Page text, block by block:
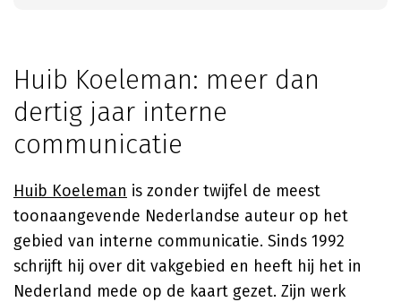
Huib Koeleman: meer dan
dertig jaar interne
communicatie
Huib Koeleman is zonder twijfel de meest
toonaangevende Nederlandse auteur op het
gebied van interne communicatie. Sinds 1992
schrijft hij over dit vakgebied en heeft hij het in
Nederland mede op de kaart gezet. Zijn werk